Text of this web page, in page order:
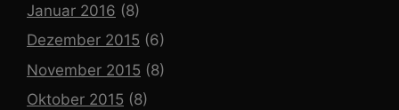
Januar 2016 (8)
Dezember 2015 (6)
November 2015 (8)
Oktober 2015 (8)